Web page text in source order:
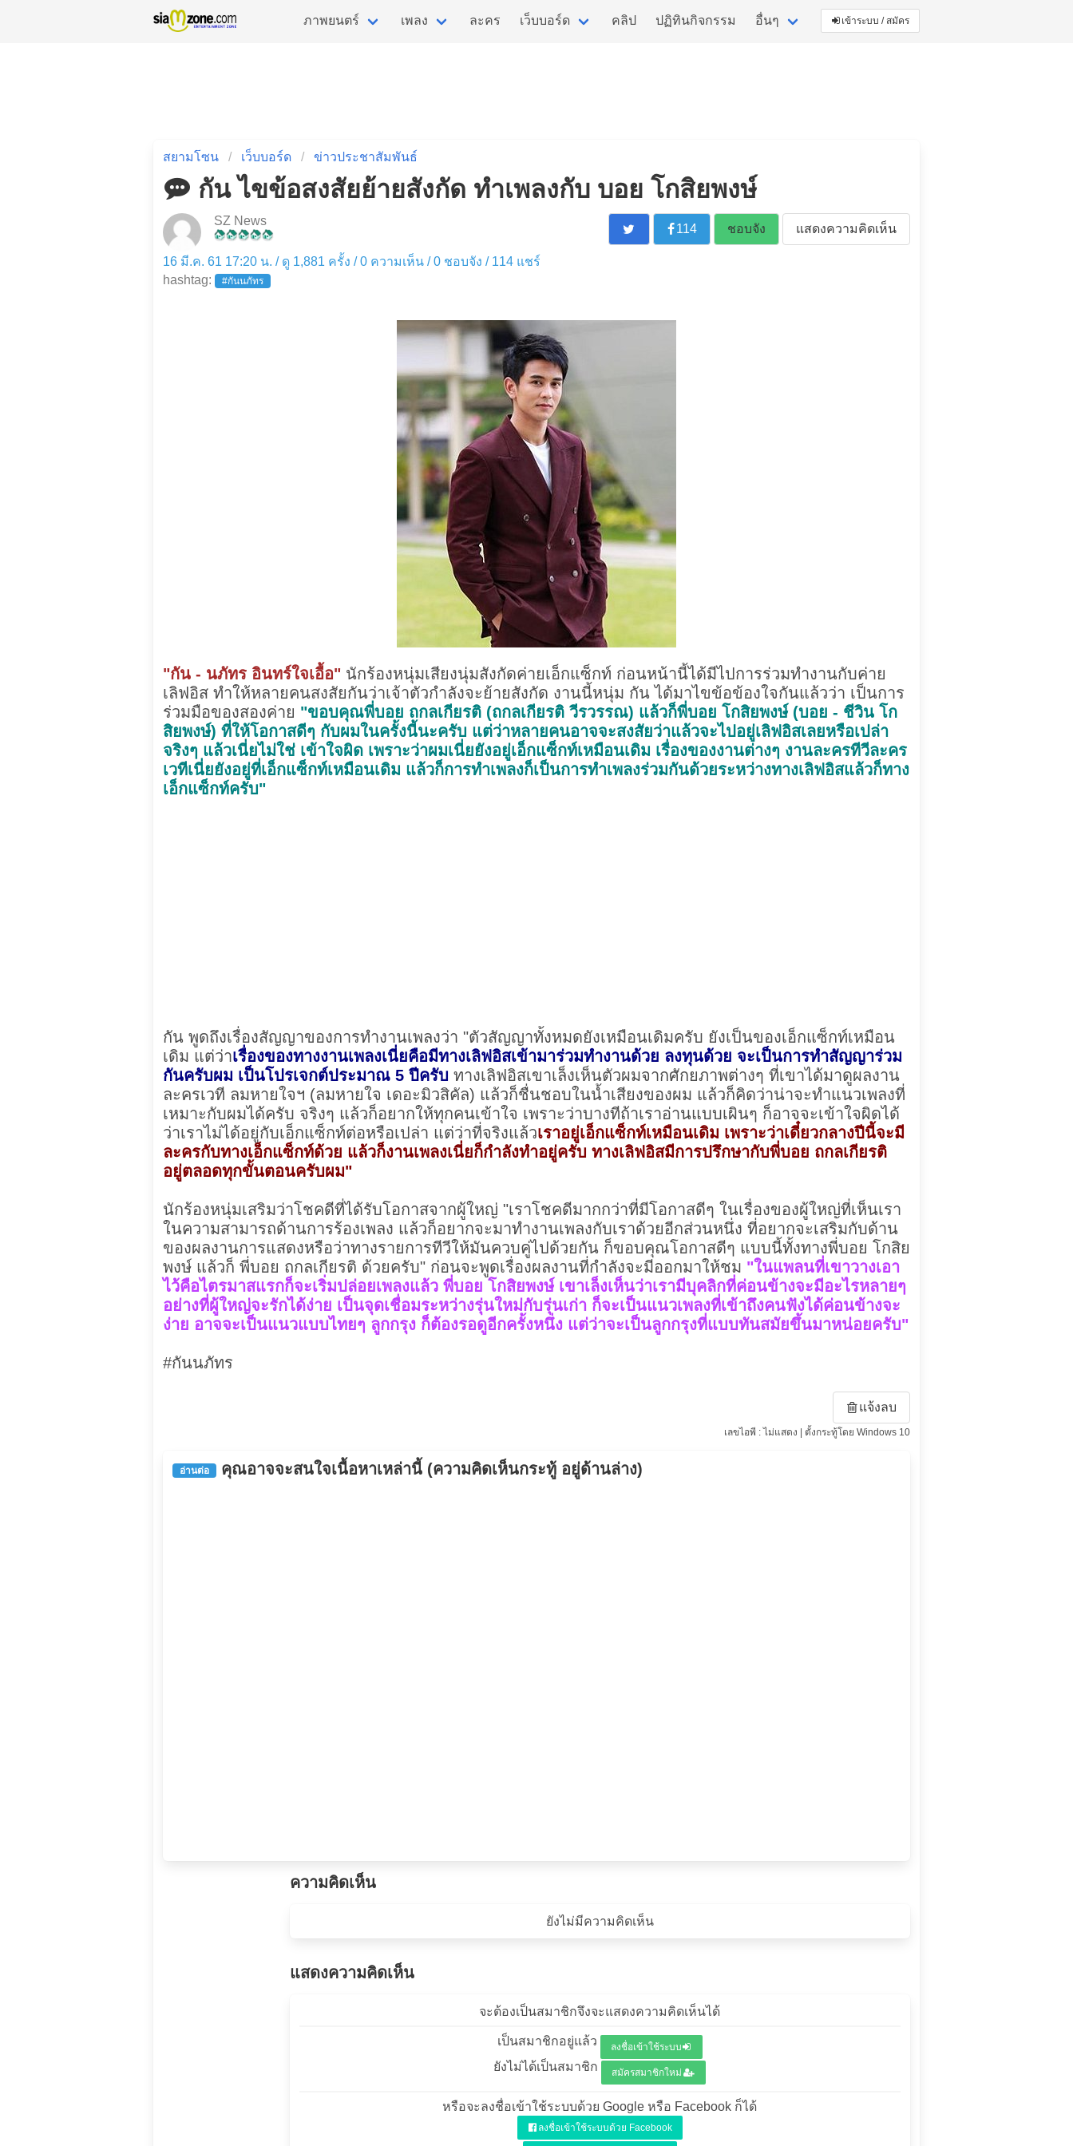
ภาพยนตร์ เพลง ละคร เว็บบอร์ด คลิป ปฏิทินกิจกรรม อื่นๆ เข้าระบบ / สมัคร
สยามโซน เว็บบอร์ด ข่าวประชาสัมพันธ์
กัน ไขข้อสงสัยย้ายสังกัด ทำเพลงกับ บอย โกสิยพงษ์
SZ News
114 ชอบจัง แสดงความคิดเห็น
16 มี.ค. 61 17:20 น. / ดู 1,881 ครั้ง / 0 ความเห็น /0 ชอบจัง / 114 แชร์
hashtag:
#กันนภัทร
"กัน - นภัทร อินทร์ใจเอื้อ" นักร้องหนุ่มเสียงนุ่มสังกัดค่ายเอ็กแซ็กท์ ก่อนหน้านี้ได้มีไปการร่วมทำงานกับค่าย
เลิฟอิส ทำให้หลายคนสงสัยกันว่าเจ้าตัวกำลังจะย้ายสังกัด งานนี้หนุ่ม กัน ได้มาไขข้อข้องใจกันแล้วว่า เป็นการ
ร่วมมือของสองค่าย "ขอบคุณพี่บอย ถกลเกียรติ (ถกลเกียรติ วีรวรรณ) แล้วก็พี่บอย โกสิยพงษ์ (บอย - ชีวิน โก
สิยพงษ์) ที่ให้โอกาสดีๆ กับผมในครั้งนี้นะครับ แต่ว่าหลายคนอาจจะสงสัยว่าแล้วจะไปอยู่เลิฟอิสเลยหรือเปล่า
จริงๆ แล้วเนี่ยไม่ใช่ เข้าใจผิด เพราะว่าผมเนี่ยยังอยู่เอ็กแซ็กท์เหมือนเดิม เรื่องของงานต่างๆ งานละครทีวีละคร
เวทีเนี่ยยังอยู่ที่เอ็กแซ็กท์เหมือนเดิม แล้วก็การทำเพลงก็เป็นการทำเพลงร่วมกันด้วยระหว่างทางเลิฟอิสแล้วก็ทาง
เอ็กแซ็กท์ครับ"
กัน พูดถึงเรื่องสัญญาของการทำงานเพลงว่า "ตัวสัญญาทั้งหมดยังเหมือนเดิมครับ ยังเป็นของเอ็กแซ็กท์เหมือน
เดิม แต่ว่าเรื่องของทางงานเพลงเนี่ยคือมีทางเลิฟอิสเข้ามาร่วมทำงานด้วย ลงทุนด้วย จะเป็นการทำสัญญาร่วม
กันครับผม เป็นโปรเจกต์ประมาณ 5 ปีครับ ทางเลิฟอิสเขาเล็งเห็นตัวผมจากศักยภาพต่างๆ ที่เขาได้มาดูผลงาน
ละครเวที ลมหายใจฯ (ลมหายใจ เดอะมิวสิคัล) แล้วก็ชื่นชอบในน้ำเสียงของผม แล้วก็คิดว่าน่าจะทำแนวเพลงที่
เหมาะกับผมได้ครับ จริงๆ แล้วก็อยากให้ทุกคนเข้าใจ เพราะว่าบางทีถ้าเราอ่านแบบเผินๆ ก็อาจจะเข้าใจผิดได้
ว่าเราไม่ได้อยู่กับเอ็กแซ็กท์ต่อหรือเปล่า แต่ว่าที่จริงแล้วเราอยู่เอ็กแซ็กท์เหมือนเดิม เพราะว่าเดี๋ยวกลางปีนี้จะมี
ละครกับทางเอ็กแซ็กท์ด้วย แล้วก็งานเพลงเนี่ยก็กำลังทำอยู่ครับ ทางเลิฟอิสมีการปรึกษากับพี่บอย ถกลเกียรติ
อยู่ตลอดทุกขั้นตอนครับผม"
นักร้องหนุ่มเสริมว่าโชคดีที่ได้รับโอกาสจากผู้ใหญ่ "เราโชคดีมากกว่าที่มีโอกาสดีๆ ในเรื่องของผู้ใหญ่ที่เห็นเรา
ในความสามารถด้านการร้องเพลง แล้วก็อยากจะมาทำงานเพลงกับเราด้วยอีกส่วนหนึ่ง ที่อยากจะเสริมกับด้าน
ของผลงานการแสดงหรือว่าทางรายการทีวีให้มันควบคู่ไปด้วยกัน ก็ขอบคุณโอกาสดีๆ แบบนี้ทั้งทางพี่บอย โกสิย
พงษ์ แล้วก็ พี่บอย ถกลเกียรติ ด้วยครับ" ก่อนจะพูดเรื่องผลงานที่กำลังจะมีออกมาให้ชม "ในแพลนที่เขาวางเอา
ไว้คือไตรมาสแรกก็จะเริ่มปล่อยเพลงแล้ว พี่บอย โกสิยพงษ์ เขาเล็งเห็นว่าเรามีบุคลิกที่ค่อนข้างจะมีอะไรหลายๆ
อย่างที่ผู้ใหญ่จะรักได้ง่าย เป็นจุดเชื่อมระหว่างรุ่นใหม่กับรุ่นเก่า ก็จะเป็นแนวเพลงที่เข้าถึงคนฟังได้ค่อนข้างจะ
ง่าย อาจจะเป็นแนวแบบไทยๆ ลูกกรุง ก็ต้องรอดูอีกครั้งหนึ่ง แต่ว่าจะเป็นลูกกรุงที่แบบทันสมัยขึ้นมาหน่อยครับ"
#กันนภัทร
แจ้งลบ
เลขไอพี : ไม่แสดง | ตั้งกระทู้โดย Windows 10
อ่านต่อ คุณอาจจะสนใจเนื้อหาเหล่านี้ (ความคิดเห็นกระทู้ อยู่ด้านล่าง)
ความคิดเห็น
ยังไม่มีความคิดเห็น
แสดงความคิดเห็น
จะต้องเป็นสมาชิกจึงจะแสดงความคิดเห็นได้
เป็นสมาชิกอยู่แล้ว ลงชื่อเข้าใช้ระบบ
ยังไม่ได้เป็นสมาชิก สมัครสมาชิกใหม่
หรือจะลงชื่อเข้าใช้ระบบด้วย Google หรือ Facebook ก็ได้
ลงชื่อเข้าใช้ระบบด้วย Facebook